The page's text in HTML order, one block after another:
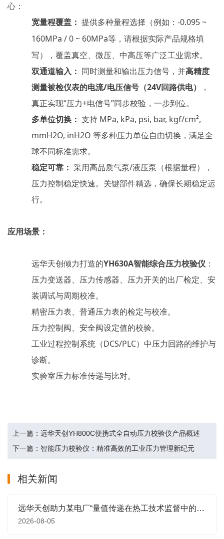
心：
宽量程覆盖： 提供多种量程选择（例如：-0.095~
160MPa / 0 ~ 60MPa等，请根据实际产品规格填
写），覆盖真空、微压、中高压等广泛工业需求。
双通道输入： 同时测量和输出压力信号，并高精度
测量被检仪表的电流/电压信号（24V回路供电）
，
真正实现“压力+电信号”同步校验，一步到位。
多单位切换： 支持 MPa, kPa, psi, bar, kgf/cm²,
mmH2O, inH2O 等多种压力单位自由切换，满足全
球不同标准需求。
稳定可靠： 采用高品质气泵/液压泵（根据量程），
压力控制稳定快速。关键部件精选，确保长期稳定运
行。
应用场景：
远华天创倾力打造的YH630A智能综合压力校验仪 ：
压力变送器、压力传感器、压力开关的出厂检定、安
装调试与周期校准。
精密压力表、普通压力表的检定与校准。
压力控制阀、安全阀设定值的校验。
工业过程控制系统（DCS/PLC）中压力回路的维护与
诊断。
实验室压力标准传递与比对。
上一篇：远华天创YH800C便携式全自动压力校验仪产品概述
下一篇：智能压力校验仪：精准高效的工业压力管理新纪元
相关新闻
远华天创助力某电厂“量值传递在热工技术监督中的应用与风险防控”专题培训圆满举行
2026-08-05